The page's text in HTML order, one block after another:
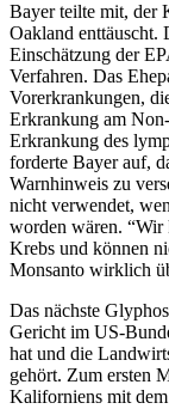
Bayer teilte mit, der
Oakland enttäuscht.
Einschätzung der
Verfahren. Das
Vorerkrankungen,
Erkrankung am
Erkrankung des
forderte Bayer auf,
Warnhinweis zu
nicht verwendet,
worden wären. “Wir
Krebs und können
Monsanto wirklich
Das nächste
Gericht im US-
hat und die
gehört. Zum ersten
Kaliforniens mit